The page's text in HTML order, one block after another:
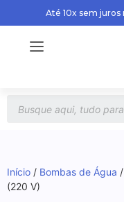
Até 10x sem juros
Início / Bombas de Água
(220 V)